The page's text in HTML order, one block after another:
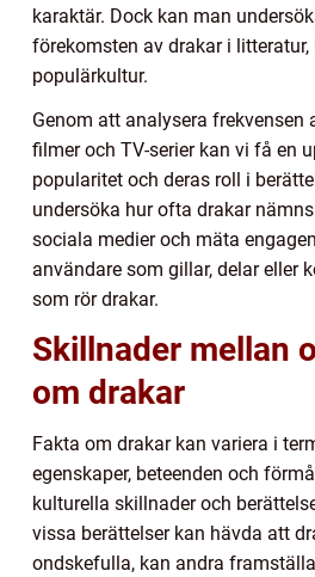
karaktär. Dock kan man
förekomsten av drakar i litteratur,
populärkultur.
Genom att analysera frekvensen
filmer och TV-serier kan vi få en
popularitet och deras roll i
undersöka hur ofta drakar
sociala medier och mäta
användare som gillar, delar eller
som rör drakar.
Skillnader mellan
om drakar
Fakta om drakar kan variera i
egenskaper, beteenden och
kulturella skillnader och
vissa berättelser kan hävda att
ondskefulla, kan andra